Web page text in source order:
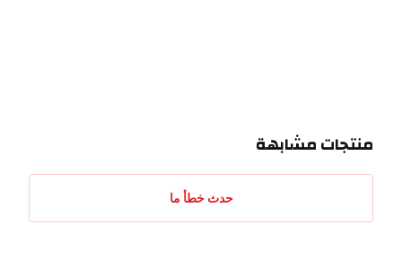
منتجات مشابهة
حدث خطأ ما